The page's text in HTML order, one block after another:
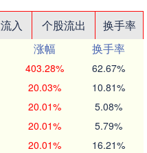
入 个股流出
换手率
涨幅
换手率
403.28% 62.67%
20.03% 10.81%
20.01% 5.08%
20.01% 5.79%
20.01% 16.21%